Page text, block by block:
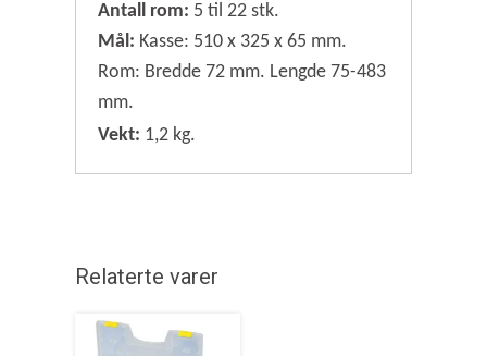
Antall rom: 5 til 22 stk.
Mål: Kasse: 510 x 325 x 65 mm.
Rom: Bredde 72 mm. Lengde 75-483
mm.
Vekt: 1,2 kg.
Relaterte varer